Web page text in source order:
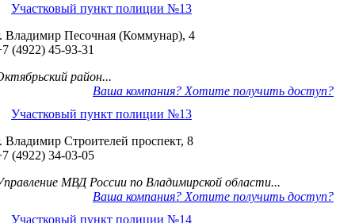
Участковый пункт полиции №13
Владимир Песочная (Коммунар), 4
(4922) 45-93-31
район...
Ваша компания? Хотите получить доступ?
Участковый пункт полиции №13
Владимир Строителей проспект, 8
(4922) 34-03-05
МВД России по Владимирской области...
Ваша компания? Хотите получить доступ?
Участковый пункт полиции №14